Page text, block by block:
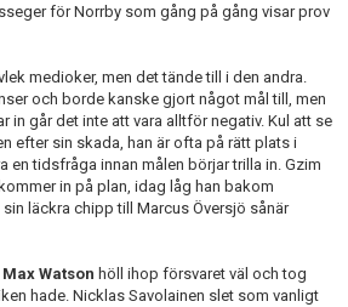
för Norrby som gång på gång visar prov
medioker, men det tände till i den andra.
och borde kanske gjort något mål till, men
in går det inte att vara alltför negativ. Kul att se
efter sin skada, han är ofta på rätt plats i
en tidsfråga innan målen börjar trilla in. Gzim
in på plan, idag låg han bakom
läckra chipp till Marcus Översjö sånär
Max Watson höll ihop försvaret väl och tog
hade. Nicklas Savolainen slet som vanligt